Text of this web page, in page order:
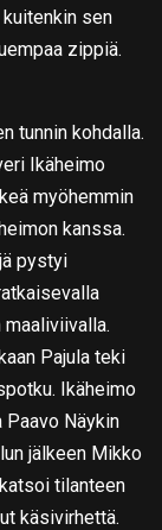
sen
zippiä.
tunnin kohdalla.
Ikäheimo
myöhemmin
kanssa.
pystyi
Pajula teki
Ikäheimo
Paavo Näykin
jälkeen Mikko
tilanteen
käsivirhettä.